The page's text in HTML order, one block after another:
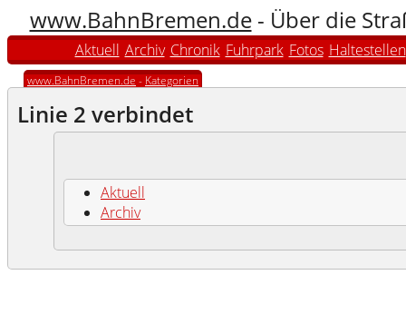
www.BahnBremen.de- Über die
Aktuell Archiv Chronik Fuhrpark Fotos Haltestellen
www.BahnBremen.de - Kategorien
Linie 2 verbindet
Aktuell
Archiv